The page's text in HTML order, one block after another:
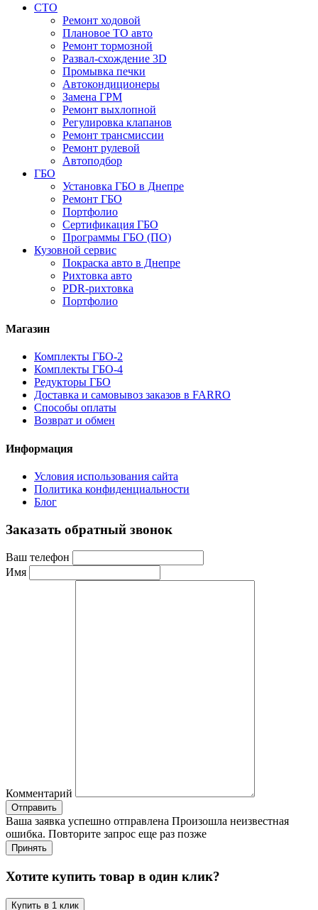
СТО
Ремонт ходовой
Плановое ТО авто
Ремонт тормозной
Развал-схождение 3D
Промывка печки
Автокондиционеры
Замена ГРМ
Ремонт выхлопной
Регулировка клапанов
Ремонт трансмиссии
Ремонт рулевой
Автоподбор
ГБО
Установка ГБО в Днепре
Ремонт ГБО
Портфолио
Сертификация ГБО
Программы ГБО (ПО)
Кузовной сервис
Покраска авто в Днепре
Рихтовка авто
PDR-рихтовка
Портфолио
Магазин
Комплекты ГБО-2
Комплекты ГБО-4
Редукторы ГБО
Доставка и самовывоз заказов в FARRO
Способы оплаты
Возврат и обмен
Информация
Условия использования сайта
Политика конфиденциальности
Блог
Заказать обратный звонок
Ваш телефон
Имя
Комментарий
Отправить
Ваша заявка успешно отправлена Произошла неизвестная
ошибка. Повторите запрос еще раз позже
Принять
Хотите купить товар в один клик?
Купить в 1 клик